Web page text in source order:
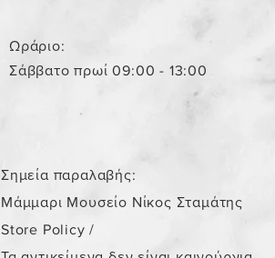
Ωράριο:
Σάββατο πρωί 09:00 - 13:00
Σημεία παραλαβής:
Μάμμαρι Μουσείο Νίκος Σταμάτης
Store Policy/